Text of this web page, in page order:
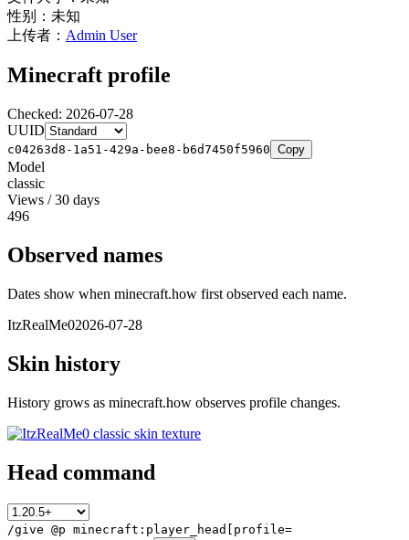
性别： 未知
上传者： Admin User
Minecraft profile
Checked: 2026-07-28
UUID
c04263d8-1a51-429a-bee8-b6d7450f5960 Copy
Model
classic
Views / 30 days
496
Observed names
Dates show when minecraft.how first observed each name.
ItzRealMe02026-07-28
Skin history
History grows as minecraft.how observes profile changes.
Head command
/give @p minecraft:player_head[profile=